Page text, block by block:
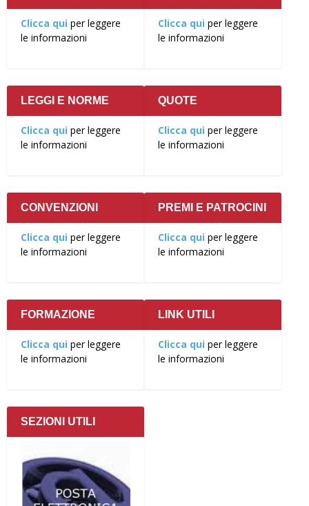
Clicca qui per leggere
le informazioni
Clicca qui per leggere
le informazioni
LEGGI E NORME
Clicca qui per leggere
le informazioni
QUOTE
Clicca qui per leggere
le informazioni
CONVENZIONI
Clicca qui per leggere
le informazioni
PREMI E PATROCINI
Clicca qui per leggere
le informazioni
FORMAZIONE
Clicca qui per leggere
le informazioni
LINK UTILI
Clicca qui per leggere
le informazioni
SEZIONI UTILI